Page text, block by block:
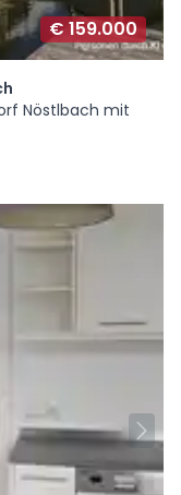
€ 159.000
Nöstlbach mit